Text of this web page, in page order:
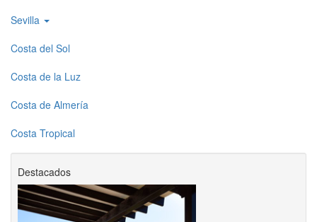
Sevilla
Costa del Sol
Costa de la Luz
Costa de Almería
Costa Tropical
Destacados